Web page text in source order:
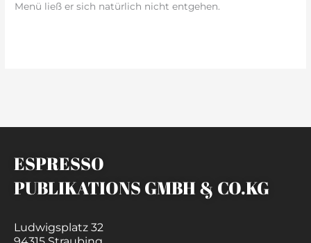
Menü ließ er sich natürlich nicht entgehen.
ESPRESSO
PUBLIKATIONS GMBH & CO.KG
Ludwigsplatz 32